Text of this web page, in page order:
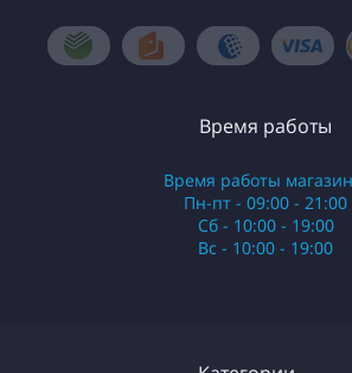
Время работы
Время работы
Пн-пт - 09:00 - 21:00
Сб - 10:00 - 19:00
Вс - 10:00 - 19:00